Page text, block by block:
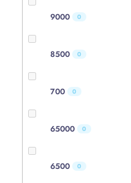
9000 0
8500 0
700 0
65000 0
6500 0